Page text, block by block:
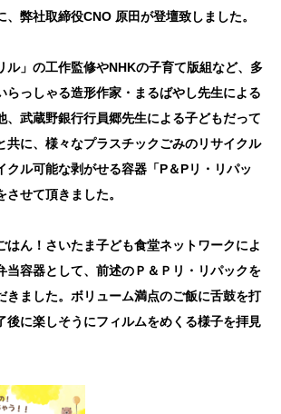
、弊社取締役CNO 原田が登壇致しました。
ル」の工作監修やNHKの子育て版組など、多
らっしゃる造形作家・まるばやし先生による
、武蔵野銀行行員郷先生による子どもだって
共に、様々なプラスチックごみのリサイクル
クル可能な剥がせる容器「P＆Pリ・リパッ
せて頂きました。
はん！さいたま子ども食堂ネットワークによ
当容器として、前述のＰ＆Ｐリ・リパックを
きました。ボリューム満点のご飯に舌鼓を打
後に楽しそうにフィルムをめくる様子を拝見